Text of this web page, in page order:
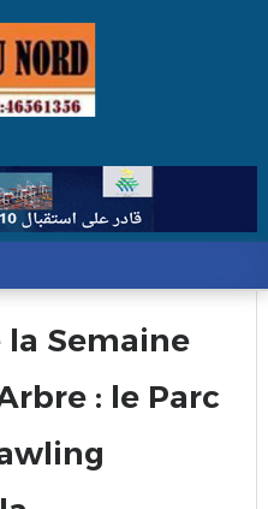
Semaine
: le Parc